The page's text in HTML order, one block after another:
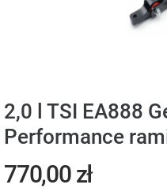
2,0 l TSI EA888
Performance
770,00 zł